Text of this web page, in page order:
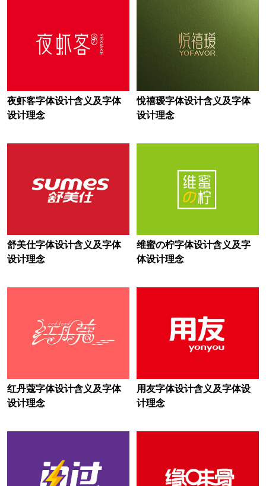
奶瓶logo设计
女鞋logo设计 内衣logo设计
农业科学院logo设计
农业logo设计
欧洲银行logo设计 欧洲城市logo设计
披萨logo设计 葡萄酒logo设计
清洁logo设计 汽车零部件logo设计
乳制品logo设计 日化logo设计
软件logo设计 润滑油logo设计
人寿保险logo设计 深红色logo设计
水果logo设计
速冻食品logo设计 酸奶logo设计
夜虾客字体设计含义及字体
设计理念
悅禧瑷字体设计含义及字体
设计理念
舒美仕字体设计含义及字体
设计理念
维蜜の柠字体设计含义及字
体设计理念
红丹蔻字体设计含义及字体
设计理念
用友字体设计含义及字体设
计理念